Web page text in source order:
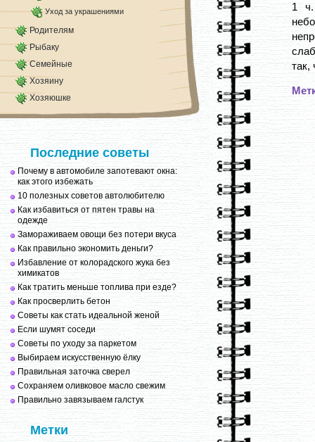
Уход за украшениями
Родителям
Рыбаку
Семейные
Хозяину
Хозяюшке
Последние советы
Почему в автомобиле запотевают окна:
как этого избежать
10 полезных советов автолюбителю
Как избавиться от пятен травы на
одежде
Замораживаем овощи без потери вкуса
Как правильно экономить деньги?
Избавление от колорадского жука без
химикатов
Как тратить меньше топлива при езде?
Как просверлить бетон
Советы как стать идеальной женой
Если шумят соседи
Советы по уходу за паркетом
Выбираем искусственную ёлку
Правильная заточка сверел
Сохраняем оливковое масло свежим
Правильно завязываем галстук
Метки
1 ч.
так,